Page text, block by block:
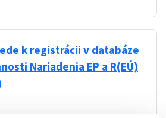
k registrácii v databáze
Nariadenia EP a R(EÚ)